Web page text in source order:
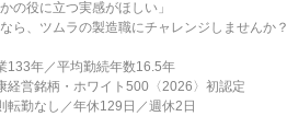
かの役に立つ実感がほしい」
ら、ツムラの製造職にチャレンジしませんか？
133年／平均勤続年数16.5年
経営銘柄・ホワイト500〈2026〉初認定
転勤なし／年休129日／週休2日